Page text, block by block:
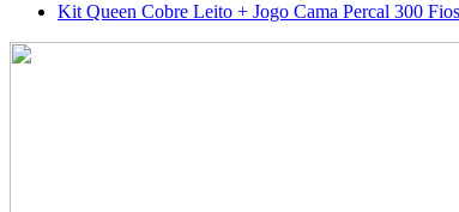
Kit Queen Cobre Leito + Jogo Cama Percal 300